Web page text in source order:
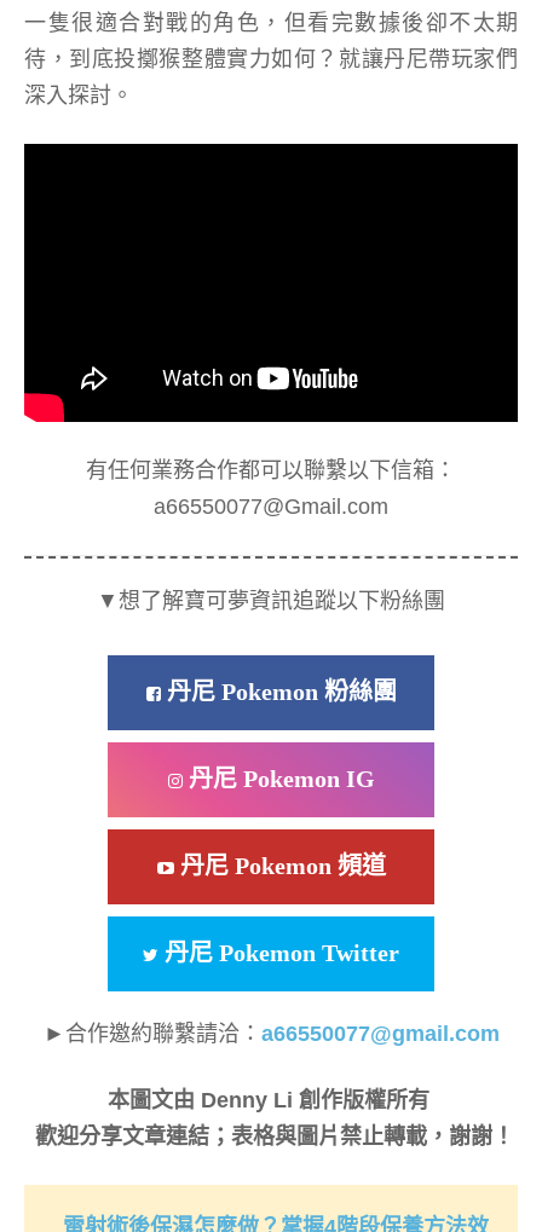
一隻很適合對戰的角色，但看完數據後卻不太期
待，到底投擲猴整體實力如何？就讓丹尼帶玩家們
深入探討。
有任何業務合作都可以聯繫以下信箱：
a66550077@Gmail.com
▼想了解寶可夢資訊追蹤以下粉絲團
丹尼 Pokemon 粉絲團
丹尼 Pokemon IG
丹尼 Pokemon 頻道
丹尼 Pokemon Twitter
►合作邀約聯繫請洽： a66550077@gmail.com
本圖文由 Denny Li 創作版權所有
歡迎分享文章連結；表格與圖片禁止轉載，謝謝！
雷射術後保濕怎麼做？掌握4階段保養方法效